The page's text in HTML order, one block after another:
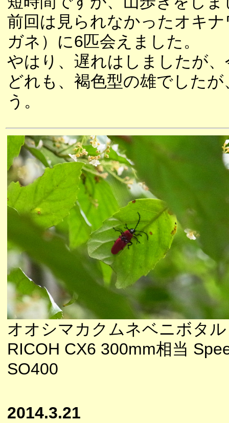
前回は見られなかったオキ
ガネ）に6匹会えました。
やはり、遅れはしましたが
どれも、褐色型の雄でした
う。
オオシマカクムネベニボタ
RICOH CX6 300mm相当
SO400
2014.3.21